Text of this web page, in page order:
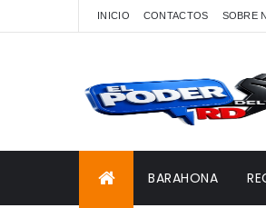
INICIO CONTACTOS SOBRE
BARAHONA